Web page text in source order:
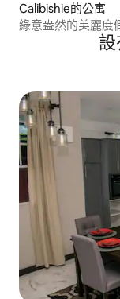
Calibishie的公寓
綠意盎然的美麗度